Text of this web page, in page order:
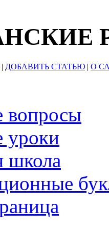
| ДОБАВИТЬ СТАТЬЮ | О
вопросы
уроки
школа